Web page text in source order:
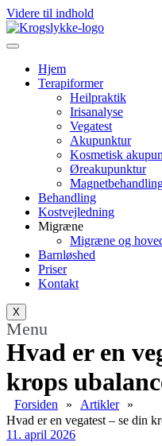
Videre til indhold
Hjem
Terapiformer
Heilpraktik
Irisanalyse
Vegatest
Akupunktur
Kosmetisk
Øreakupunktur
Behandling
Kostvejledning
Migræne
Migræne og
Barnløshed
Priser
Kontakt
X
Menu
Hvad er en
krops
Forsiden » Artikler
»
Hvad er en vegatest – se din
11. april 2026